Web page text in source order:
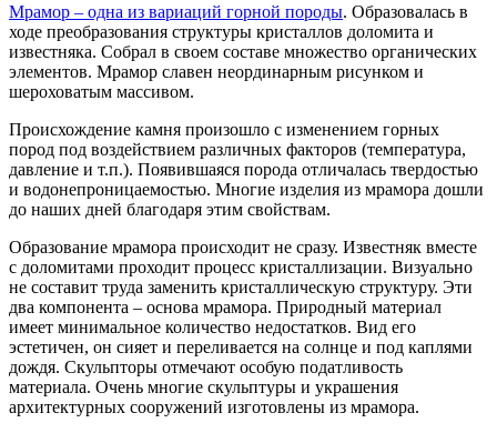
Мрамор – одна из вариаций горной породы. Образовалась в
ходе преобразования структуры кристаллов доломита и
известняка. Собрал в своем составе множество органических
элементов. Мрамор славен неординарным рисунком и
шероховатым массивом.
Происхождение камня произошло с изменением горных
пород под воздействием различных факторов (температура,
давление и т.п.). Появившаяся порода отличалась твердостью
и водонепроницаемостью. Многие изделия из мрамора дошли
до наших дней благодаря этим свойствам.
Образование мрамора происходит не сразу. Известняк вместе
с доломитами проходит процесс кристаллизации. Визуально
не составит труда заменить кристаллическую структуру. Эти
два компонента – основа мрамора. Природный материал
имеет минимальное количество недостатков. Вид его
эстетичен, он сияет и переливается на солнце и под каплями
дождя. Скульпторы отмечают особую податливость
материала. Очень многие скульптуры и украшения
архитектурных сооружений изготовлены из мрамора.